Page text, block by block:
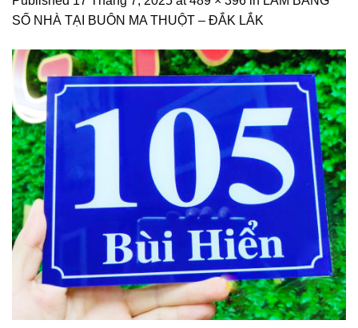
SỐ NHÀ TẠI BUÔN MA THUỘT – ĐẮK LẮK